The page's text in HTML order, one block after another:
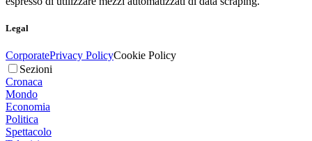
Legal
CorporatePrivacy PolicyCookie Policy
Sezioni
Cronaca
Mondo
Economia
Politica
Spettacolo